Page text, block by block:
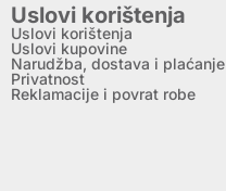
Uslovi korištenja
Uslovi korištenja
Uslovi kupovine
Narudžba, dostava i plaćanje
Privatnost
Reklamacije i povrat robe